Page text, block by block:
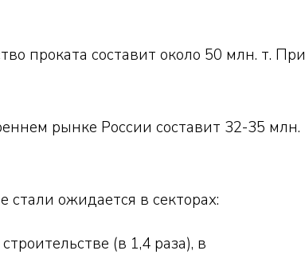
проката составит около 50 млн. т. При
рынке России составит 32-35 млн.
стали ожидается в секторах:
(в 1,4 раза), в